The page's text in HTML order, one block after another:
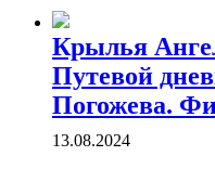
Крылья
Путевой
Погожева.
13.08.2024